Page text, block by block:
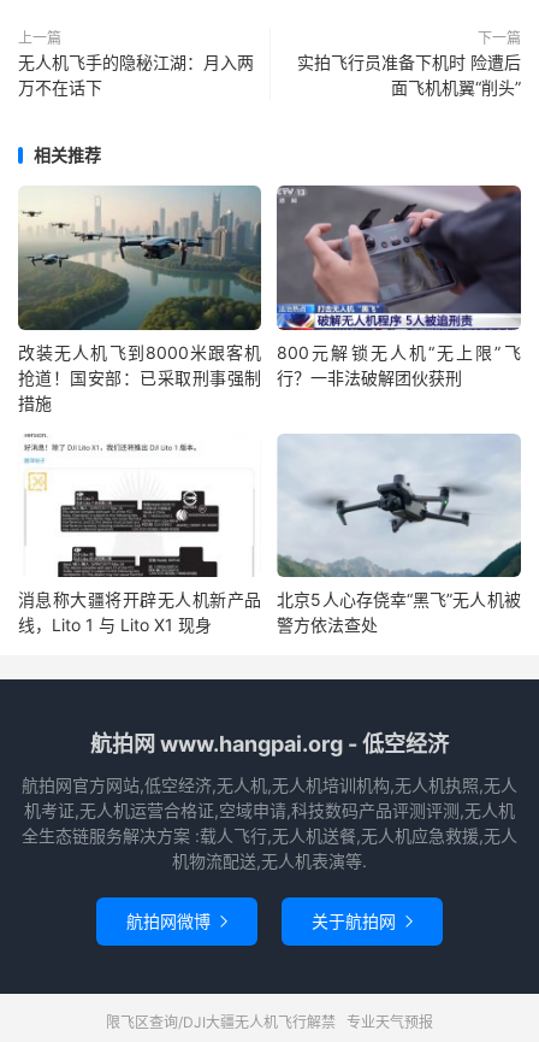
上一篇
无人机飞手的隐秘江湖：月入两
万不在话下
下一篇
实拍飞行员准备下机时 险遭后
面飞机机翼“削头”
相关推荐
改装无人机飞到8000米跟客机
抢道！国安部：已采取刑事强制
措施
800元解锁无人机“无上限”飞
行？一非法破解团伙获刑
消息称大疆将开辟无人机新产品
线，Lito 1 与 Lito X1 现身
北京5人心存侥幸“黑飞”无人机被
警方依法查处
航拍网 www.hangpai.org - 低空经济
航拍网官方网站,低空经济,无人机,无人机培训机构,无人机执照,无人
机考证,无人机运营合格证,空域申请,科技数码产品评测评测,无人机
全生态链服务解决方案 :载人飞行,无人机送餐,无人机应急救援,无人
机物流配送,无人机表演等.
航拍网微博  关于航拍网 
限飞区查询/DJI大疆无人机飞行解禁 专业天气预报